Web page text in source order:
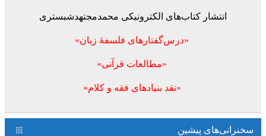
انتشار کتاب‌های الکترونیکی محمدمجتهدشبستری
«درس‌گفتارهای فلسفۀ زبان»
«مطالعات قرآنی»
«نقد بنیادهای فقه و کلام»
سخنرانی‌های پیشین